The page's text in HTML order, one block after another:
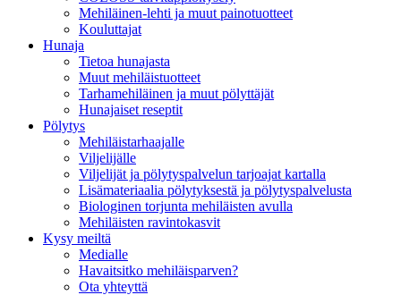
Mehiläinen-lehti ja muut painotuotteet
Kouluttajat
Hunaja
Tietoa hunajasta
Muut mehiläistuotteet
Tarhamehiläinen ja muut pölyttäjät
Hunajaiset reseptit
Pölytys
Mehiläistarhaajalle
Viljelijälle
Viljelijät ja pölytyspalvelun tarjoajat kartalla
Lisämateriaalia pölytyksestä ja pölytyspalvelusta
Biologinen torjunta mehiläisten avulla
Mehiläisten ravintokasvit
Kysy meiltä
Medialle
Havaitsitko mehiläisparven?
Ota yhteyttä